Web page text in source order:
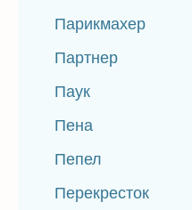
Парикмахер
Партнер
Паук
Пена
Пепел
Перекресток